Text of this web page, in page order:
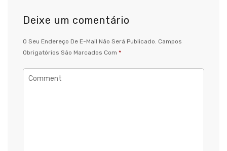
Deixe um comentário
O Seu Endereço De E-Mail Não Será Publicado. Campos
Obrigatórios São Marcados Com *